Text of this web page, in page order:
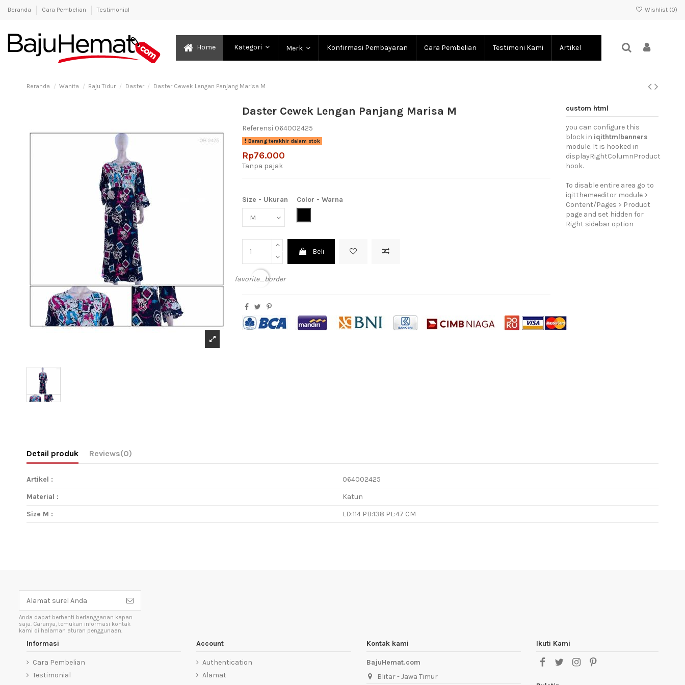
Beranda Cara Pembelian Testimonial Wishlist (0)
Home Kategori Merk Konfirmasi Pembayaran Cara Pembelian Testimoni Kami Artikel
Beranda Wanita Baju Tidur Daster Daster Cewek Lengan Panjang Marisa M
Daster Cewek Lengan Panjang Marisa M
Referensi 064002425
Barang terakhir dalam stok
Rp76.000
Tanpa pajak
Size - Ukuran
Color - Warna
Beli
favorite_border
custom html
you can configure this
block in iqithtmlbanners
module. It is hooked in
displayRightColumnProduct
hook.
To disable entire area go to
iqitthemeeditor module >
Content/Pages > Product
page and set hidden for
Right sidebar option
Detail produk Reviews(0)
Artikel :
064002425
Material :
Katun
Size M :
LD:114 PB:138 PL:47 CM
Anda dapat berhenti berlangganan kapan
saja. Caranya, temukan informasi kontak
kami di halaman aturan penggunaan.
Informasi
Cara Pembelian
Testimonial
Account
Authentication
Alamat
Kontak kami
BajuHemat.com
Blitar - Jawa Timur
Ikuti Kami